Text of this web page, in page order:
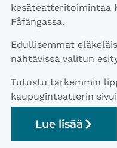
kesäteatteritoimintaa
Fåfängassa.
Edullisemmat
nähtävissä valitun
​Tutustu tarkemmin
kaupuginteatterin
Lue lisää